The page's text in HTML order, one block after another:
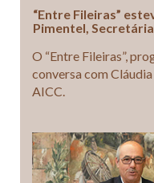
“Entre Fileiras”
Pimentel,
O “Entre Fileiras”,
conversa com
AICC.